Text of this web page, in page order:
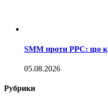
SMM проти PPC: що
05.08.2026
Рубрики